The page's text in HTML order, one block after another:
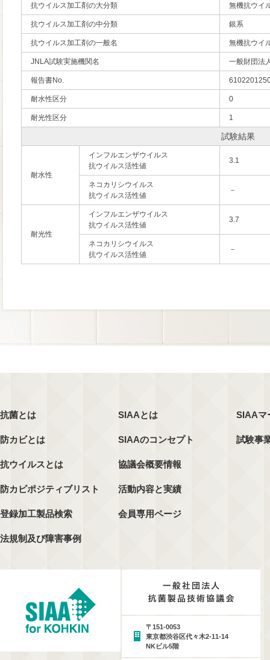
抗ウイルス加工剤の大分類 無機抗ウイ
抗ウイルス加工剤の中分類 銀系
抗ウイルス加工剤の一般名 無機抗ウイ
JNLA試験実施機関名 一般財団法
報告書No.
耐水性区分 0
耐光性区分 1
試験結果
耐水性
インフルエンザウイルス
抗ウイルス活性値
3.1
ネコカリシウイルス
抗ウイルス活性値
－
耐光性
インフルエンザウイルス
抗ウイルス活性値
3.7
ネコカリシウイルス
抗ウイルス活性値
－
抗菌とは
防カビとは
抗ウイルスとは
防カビポジティブリスト
登録加工製品検索
法規制及び障害事例
SIAAとは
SIAAのコンセプト
協議会概要情報
活動内容と実績
会員専用ページ
SIAAマ
試験事
〒151-0053
東京都渋谷区代々木2-11-14
NKビル5階